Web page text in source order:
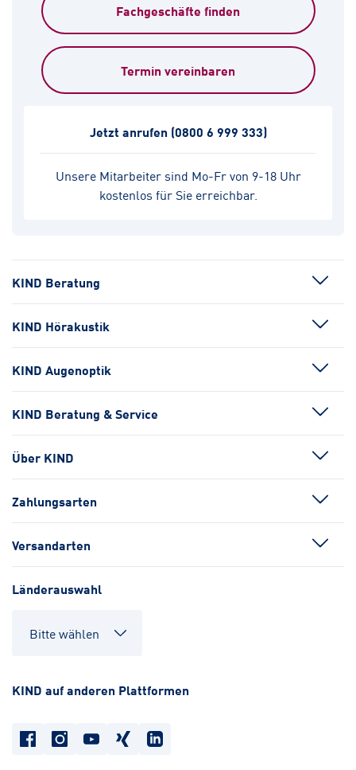
Fachgeschäfte finden
Termin vereinbaren
Unsere Mitarbeiter sind Mo-Fr von 9-18 Uhr
kostenlos für Sie erreichbar.
Jetzt anrufen (0800 6 999 333)
KIND Beratung
KIND Hörakustik
KIND Augenoptik
KIND Beratung & Service
Über KIND
Zahlungsarten
Versandarten
Länderauswahl
KIND auf anderen Plattformen